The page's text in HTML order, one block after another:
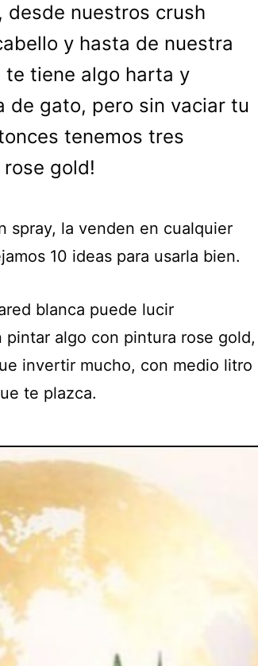
desde nuestros crush
y hasta de nuestra
te tiene algo harta y
de gato, pero sin vaciar tu
tenemos tres
gold!
spray, la venden en cualquier
10 ideas para usarla bien.
blanca puede lucir
algo con pintura rose gold,
invertir mucho, con medio litro
te plazca.